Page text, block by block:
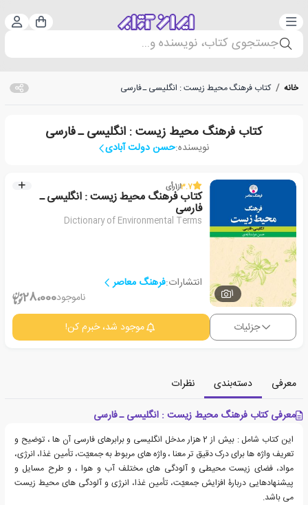
دسته‌بندی سبد
جستجوی کتاب، نویسنده و...
خانه / کتاب فرهنگ محیط زیست : انگلیسی ـ فارسی
کتاب فرهنگ محیط زیست : انگلیسی ـ فارسی
نویسنده:حسن دولت آبادی
1
3.7از1رأی
کتاب فرهنگ محیط زیست : انگلیسی ـ
فارسی
Dictionary of Environmental Terms
انتشارات:فرهنگ معاصر
ناموجود28،000
جزئیات موجود شد، خبرم کن!
معرفی دسته‌بندی
نظرات
معرفی کتاب فرهنگ محیط زیست : انگلیسی ـ فارسی
این کتاب شامل : بیش از 2 هزار مدخل انگلیسی و برابرهای فارسی آن ها ، توضیح و
تعریف واژه ها برای درک دقیق تر معنا ، واژه های مربوط به جمعیّت، تأمین غذا، انرژی،
مواد، فضای زیست محیطی و آلودگی های مختلف آب و هوا ، و طرح مسایل و
پیشنهادهایی دربارۀ افزایش جمعیّت، تأمین غذا، انرژی و آلودگی های محیط زیست
می باشد.